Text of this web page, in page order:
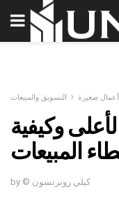
أعمال صغيرة التسويق والمبيعات
وكيفية
المبيعات
by © كيلي روبرتسون